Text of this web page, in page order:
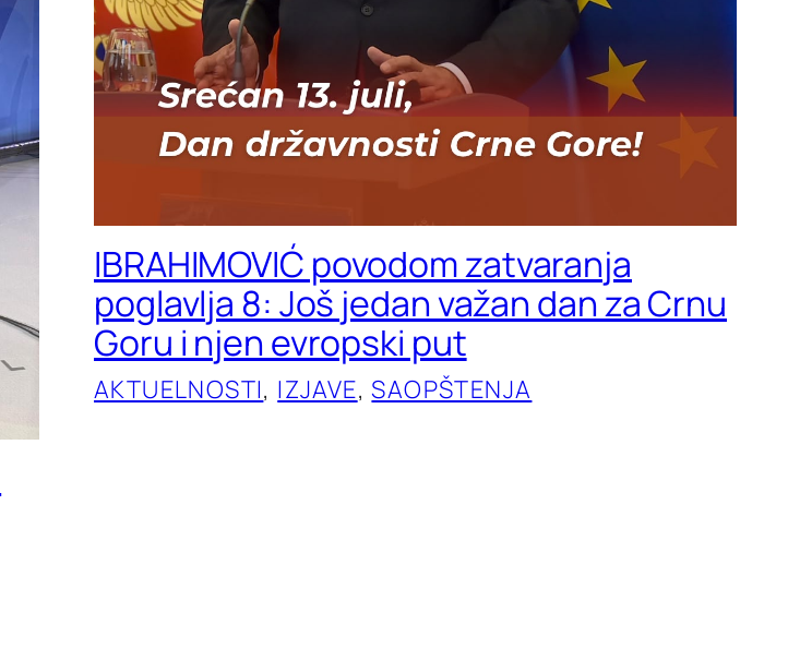
IBRAHIMOVIĆ povodom zatvaranja
poglavlja 8: Još jedan važan dan za Crnu
Goru i njen evropski put
AKTUELNOSTI, IZJAVE, SAOPŠTENJA